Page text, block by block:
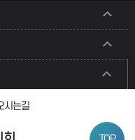
시는길